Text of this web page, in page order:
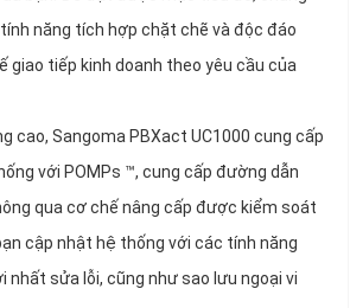
năng tích hợp chặt chẽ và độc đáo
giao tiếp kinh doanh theo yêu cầu của
cao, Sangoma PBXact UC1000 cung cấp
với POMPs ™, cung cấp đường dẫn
qua cơ chế nâng cấp được kiểm soát
cập nhật hệ thống với các tính năng
sửa lỗi, cũng như sao lưu ngoại vi